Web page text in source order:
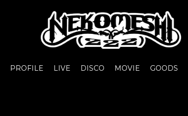
PROFILE LIVE DISCO MOVIE GOODS